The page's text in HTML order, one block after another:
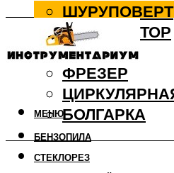
ШУРУПОВЕРТ
ПЕРФОРАТОР
ДРЕЛЬ
ФРЕЗЕР
БОЛГАРКА
БЕНЗОПИЛА
СТЕКЛОРЕЗ
МЕНЮ